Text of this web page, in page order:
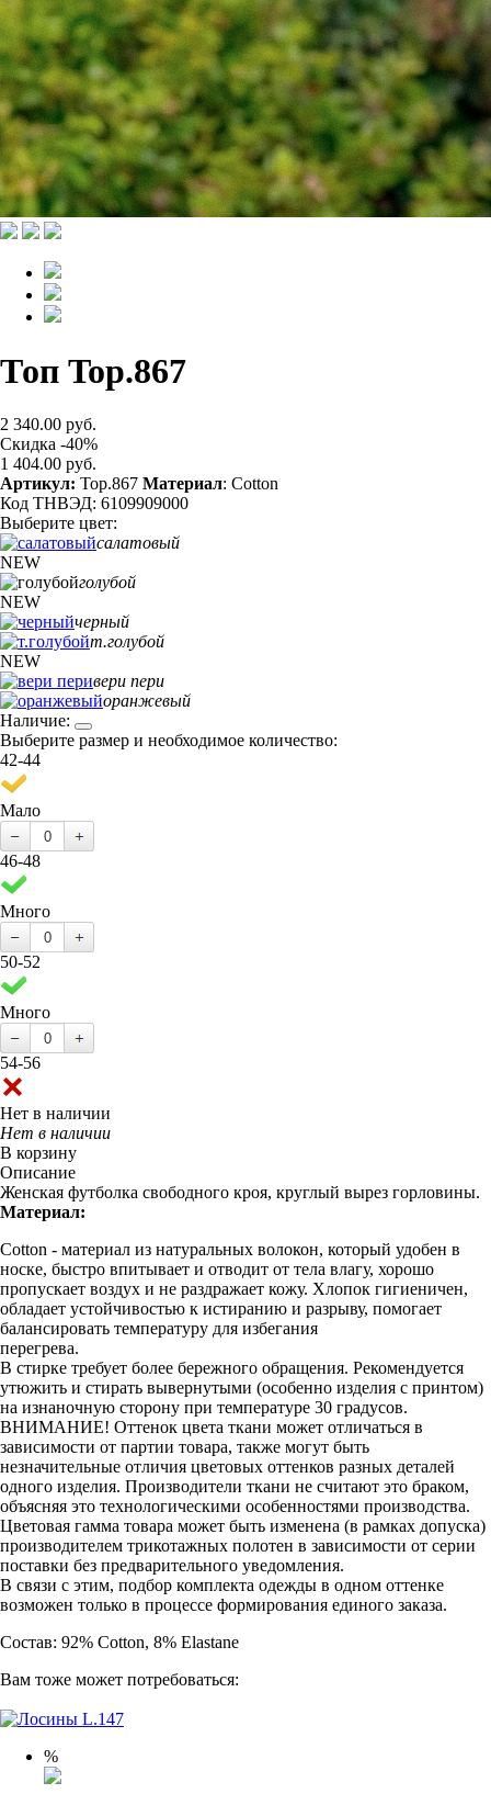
Топ Top.867
2 340.00 руб.
Скидка -40%
1 404.00 руб.
Артикул: Top.867 Материал: Cotton
Код ТНВЭД: 6109909000
Выберите цвет:
салатовый
NEW
голубой
NEW
черный
т.голубой
NEW
вери пери
оранжевый
Наличие:
Выберите размер и необходимое количество:
42-44
Мало
46-48
Много
50-52
Много
54-56
Нет в наличии
Нет в наличии
В корзину
Описание
Женская футболка свободного кроя, круглый вырез горловины.
Материал:
Cotton - материал из натуральных волокон, который удобен в
носке, быстро впитывает и отводит от тела влагу, хорошо
пропускает воздух и не раздражает кожу. Хлопок гигиеничен,
обладает устойчивостью к истиранию и разрыву, помогает
балансировать температуру для избегания
перегрева.
В стирке требует более бережного обращения. Рекомендуется
утюжить и стирать вывернутыми (особенно изделия с принтом)
на изнаночную сторону при температуре 30 градусов.
ВНИМАНИЕ! Оттенок цвета ткани может отличаться в
зависимости от партии товара, также могут быть
незначительные отличия цветовых оттенков разных деталей
одного изделия. Производители ткани не считают это браком,
объясняя это технологическими особенностями производства.
Цветовая гамма товара может быть изменена (в рамках допуска)
производителем трикотажных полотен в зависимости от серии
поставки без предварительного уведомления.
В связи с этим, подбор комплекта одежды в одном оттенке
возможен только в процессе формирования единого заказа.
Состав: 92% Cotton, 8% Elastane
Вам тоже может потребоваться:
%